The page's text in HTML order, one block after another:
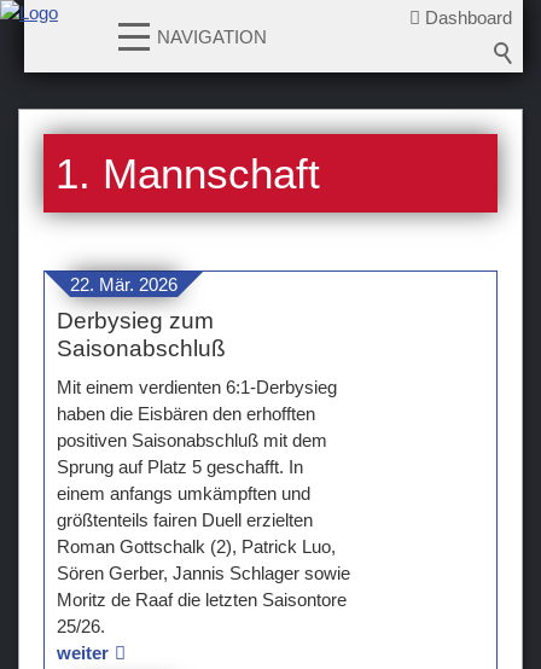
Dashboard
NAVIGATION
News
Teams
Verein
Sponsoren / Partner
Fanzone
1. Mannschaft
22. Mär. 2026
Derbysieg zum
Saisonabschluß
Mit einem verdienten 6:1-Derbysieg
haben die Eisbären den erhofften
positiven Saisonabschluß mit dem
Sprung auf Platz 5 geschafft. In
einem anfangs umkämpften und
größtenteils fairen Duell erzielten
Roman Gottschalk (2), Patrick Luo,
Sören Gerber, Jannis Schlager sowie
Moritz de Raaf die letzten Saisontore
25/26.
weiter